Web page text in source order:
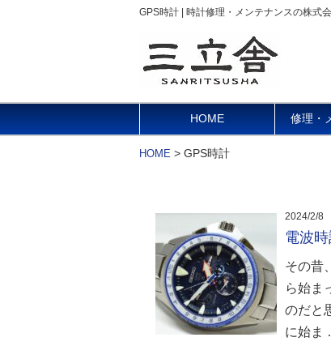
GPS時計 | 時計修理・メンテナンスの株式
HOME 修理・
HOME > GPS時計
2024/2/8
電波
その昔
ら始ま
のだと
に始ま